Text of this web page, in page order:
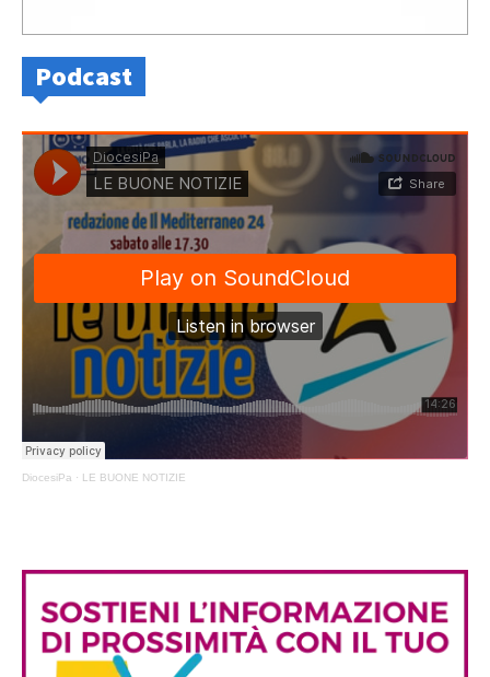
Podcast
DiocesiPa · LE BUONE NOTIZIE